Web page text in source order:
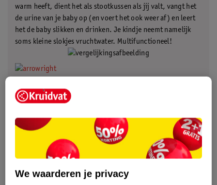
warm heeft, dient het als stootkussen als jij valt, vangt het
de urine van je baby op (en voert het ook weer af) en leert
het de baby slikken en drinken. Je kindje neemt namelijk
soms kleine slokjes vruchtwater. Multifunctioneel!
.
Iets nieuws rond week 12 van je zwangerschap is duizeligheid.
We waarderen je privacy